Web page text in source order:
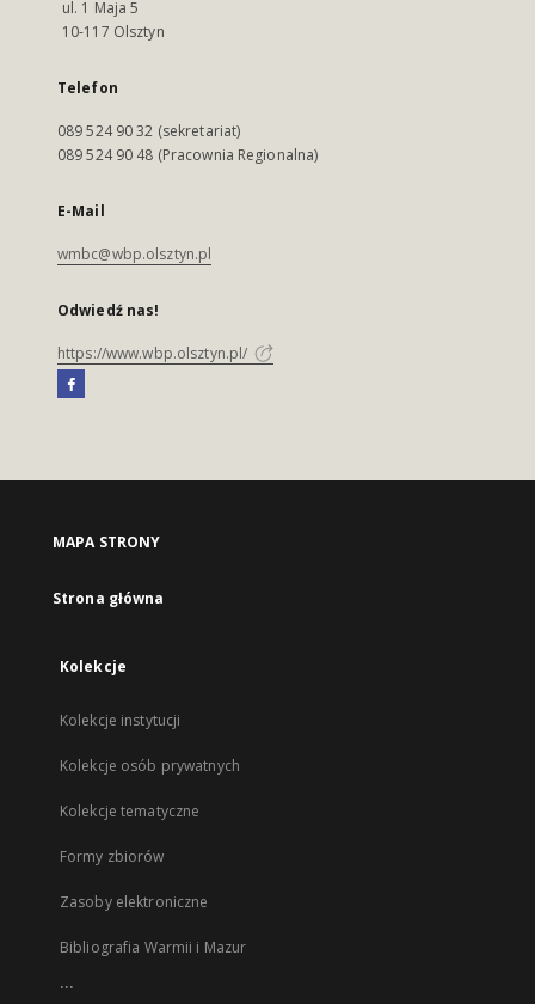
ul. 1 Maja 5
10-117 Olsztyn
Telefon
089 524 90 32 (sekretariat)
089 524 90 48 (Pracownia Regionalna)
E-Mail
wmbc@wbp.olsztyn.pl
Odwiedź nas!
https://www.wbp.olsztyn.pl/
MAPA STRONY
Strona główna
Kolekcje
Kolekcje instytucji
Kolekcje osób prywatnych
Kolekcje tematyczne
Formy zbiorów
Zasoby elektroniczne
Bibliografia Warmii i Mazur
...